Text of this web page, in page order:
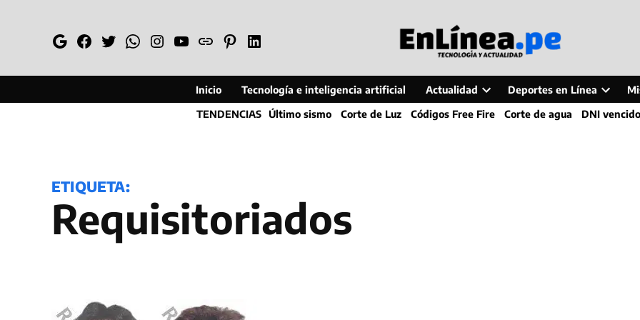
GoogleFacebook
TwitterWhatsapp
Instagram
YouTube
WebPinterestLinkedin
Inicio Tecnología e inteligencia artificial Actualidad
Open
dropdown
Deportes en Línea
Open
dropdown
TENDENCIAS Último sismo Corte de Luz Códigos Free Fire Corte de agua DNI vencido
ETIQUETA:
requisitoriados